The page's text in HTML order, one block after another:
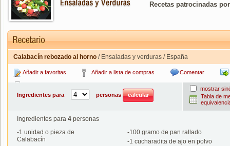
Recetas patrocinadas
Calabacín rebozado al horno / Ensaladas y verduras / España
Añadir a favoritas Añadir a lista de compras Comentar
Ingredientes para
personas
mostrar
Tabla de
Ingredientes para 4 personas
-1 unidad o pieza de
Calabacín
-100 gramo de pan rallado
-1 cucharadita de ajo en polvo